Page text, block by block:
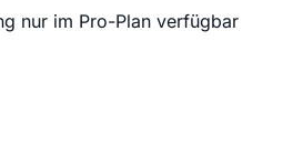
nur im Pro-Plan verfügbar